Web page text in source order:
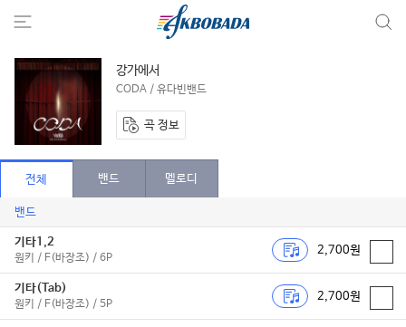
강가에서
CODA / 유다빈밴드
곡 정보
전체 밴드 멜로디
밴드
기타1,2
원키 / F(바장조) / 6P
2,700원
기타(Tab)
원키 / F(바장조) / 5P
2,700원